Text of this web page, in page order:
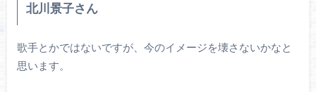
北川景子さん
歌手とかではないですが、今のイメージを壊さないかなと
思います。